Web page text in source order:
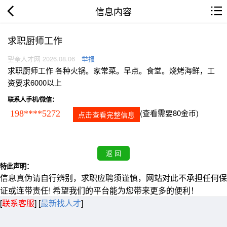
信息内容
求职厨师工作
望奎人才网 2026.08.06 举报
求职厨师工作 各种火锅。家常菜。早点。食堂。烧烤海鲜，工
资要求6000以上
联系人手机/微信：
198****5272 点击查看完整信息 (查看需要80金币)
特此声明：
信息真伪请自行辨别，求职应聘须谨慎，网站对此不承担任何保
证或连带责任! 希望我们的平台能为您带来更多的便利！
[联系客服] [最新找人才]